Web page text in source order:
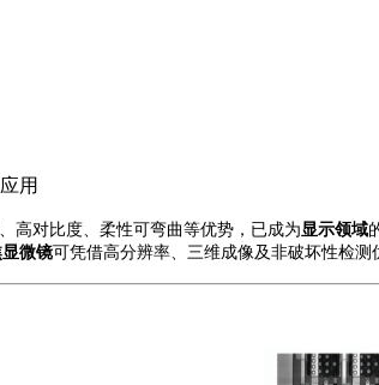
用
高对比度、柔性可弯曲等优势，已成为显示领域
微镜可凭借高分辨率、三维成像及非破坏性检测